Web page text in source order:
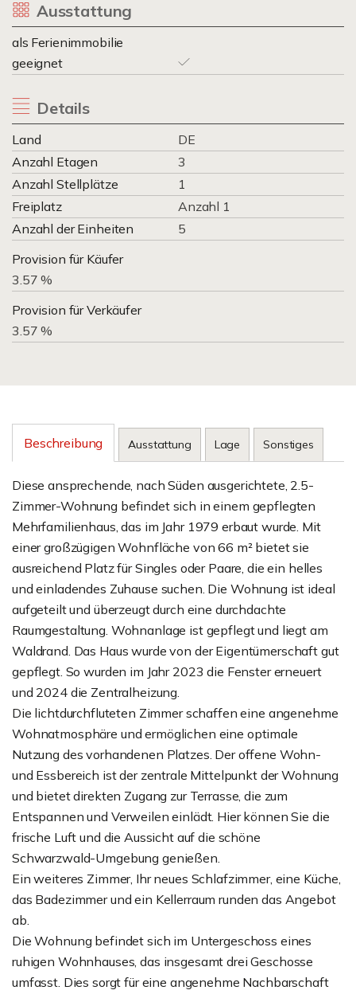
Ausstattung
als Ferienimmobilie
geeignet
Details
Land
DE
Anzahl Etagen
3
Anzahl Stellplätze
1
Freiplatz
Anzahl 1
Anzahl der Einheiten
5
Provision für Käufer
3.57 %
Provision für Verkäufer
3.57 %
Beschreibung Ausstattung Lage Sonstiges
Diese ansprechende, nach Süden ausgerichtete, 2.5-
Zimmer-Wohnung befindet sich in einem gepflegten
Mehrfamilienhaus, das im Jahr 1979 erbaut wurde. Mit
einer großzügigen Wohnfläche von 66 m² bietet sie
ausreichend Platz für Singles oder Paare, die ein helles
und einladendes Zuhause suchen. Die Wohnung ist ideal
aufgeteilt und überzeugt durch eine durchdachte
Raumgestaltung. Wohnanlage ist gepflegt und liegt am
Waldrand. Das Haus wurde von der Eigentümerschaft gut
gepflegt. So wurden im Jahr 2023 die Fenster erneuert
und 2024 die Zentralheizung.
Die lichtdurchfluteten Zimmer schaffen eine angenehme
Wohnatmosphäre und ermöglichen eine optimale
Nutzung des vorhandenen Platzes. Der offene Wohn-
und Essbereich ist der zentrale Mittelpunkt der Wohnung
und bietet direkten Zugang zur Terrasse, die zum
Entspannen und Verweilen einlädt. Hier können Sie die
frische Luft und die Aussicht auf die schöne
Schwarzwald-Umgebung genießen.
Ein weiteres Zimmer, Ihr neues Schlafzimmer, eine Küche,
das Badezimmer und ein Kellerraum runden das Angebot
ab.
Die Wohnung befindet sich im Untergeschoss eines
ruhigen Wohnhauses, das insgesamt drei Geschosse
umfasst. Dies sorgt für eine angenehme Nachbarschaft